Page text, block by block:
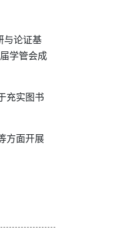
与论证基
学管会成
充实图书
方面开展